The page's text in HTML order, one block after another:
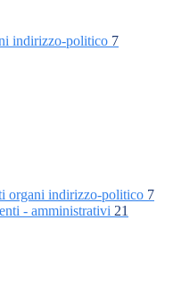
indirizzo-politico 7
organi indirizzo-politico 7
- amministrativi 21